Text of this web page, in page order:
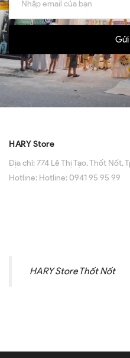
HARY Store
Địa chỉ:774 Lê Thị Tạo, Thốt Nốt,
Hotline: Hotline: 0941 95 95 99
HARY Store Thốt Nốt